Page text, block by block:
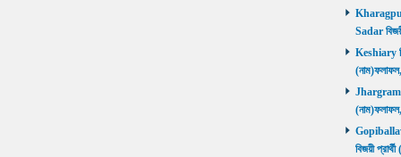
Kharagpur
Sadar
Keshiary
Jhargram
বিজয়ী